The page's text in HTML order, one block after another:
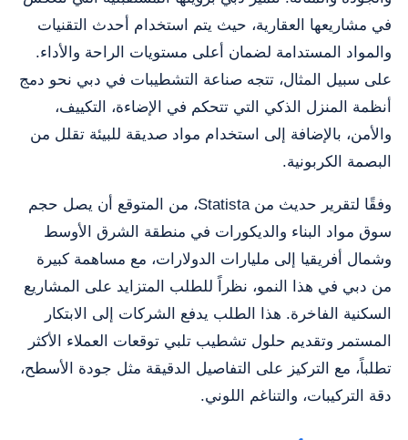
في مشاريعها العقارية، حيث يتم استخدام أحدث التقنيات
والمواد المستدامة لضمان أعلى مستويات الراحة والأداء.
على سبيل المثال، تتجه صناعة التشطيبات في دبي نحو دمج
أنظمة المنزل الذكي التي تتحكم في الإضاءة، التكييف،
والأمن، بالإضافة إلى استخدام مواد صديقة للبيئة تقلل من
البصمة الكربونية.
وفقًا لتقرير حديث من Statista، من المتوقع أن يصل حجم
سوق مواد البناء والديكورات في منطقة الشرق الأوسط
وشمال أفريقيا إلى مليارات الدولارات، مع مساهمة كبيرة
من دبي في هذا النمو، نظراً للطلب المتزايد على المشاريع
السكنية الفاخرة. هذا الطلب يدفع الشركات إلى الابتكار
المستمر وتقديم حلول تشطيب تلبي توقعات العملاء الأكثر
تطلباً، مع التركيز على التفاصيل الدقيقة مثل جودة الأسطح،
دقة التركيبات، والتناغم اللوني.